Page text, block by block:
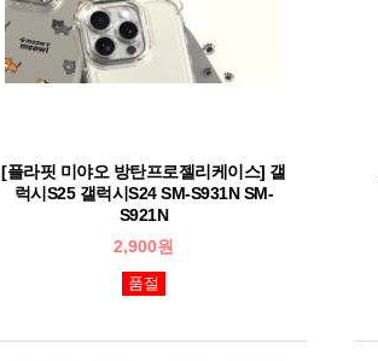
[플라핏 미야오 방탄프로젤리케이스] 갤
럭시S25 갤럭시S24 SM-S931N SM-
S921N
2,900원
품절